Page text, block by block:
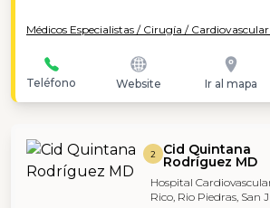
Médicos Especialistas / Cirugía /
Teléfono Website Ir al mapa
2 Cid Quintana
Rodríguez MD
Hospital
Rico, Rio Piedras, San